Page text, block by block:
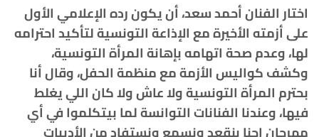
اختار الفنان أحمد سعد، أن يكون رده الإعلامي الأول
على أزمته الأخيرة مع الإذاعة التونسية لتأكيد احترامه
لها، وعدم صحة اتهامه بإهانة المرأة التونسية،
وكشف كواليس الأزمة مع منظمة الحفل، وقال أنا
بحترم المرأة التونسية ولا عاش ولا كان اللي يغلط
فيها، وعندنا الفنانات التوانسة لما بيتكلموا في أي
مهرجان احنا بنقعد ونسمع ونستفاد من الأديبات